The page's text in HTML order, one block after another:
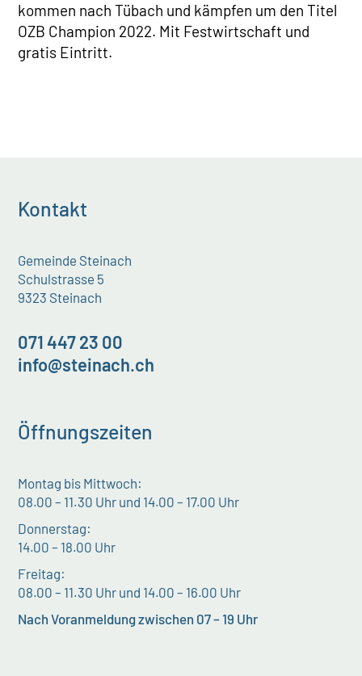
kommen nach Tübach und kämpfen um den Titel
OZB Champion 2022. Mit Festwirtschaft und
gratis Eintritt.
Kontakt
Gemeinde Steinach
Schulstrasse 5
9323 Steinach
071 447 23 00
info@steinach.ch
Öffnungszeiten
Montag bis Mittwoch:
08.00 – 11.30 Uhr und 14.00 – 17.00 Uhr
Donnerstag:
14.00 – 18.00 Uhr
Freitag:
08.00 – 11.30 Uhr und 14.00 – 16.00 Uhr
Nach Voranmeldung zwischen 07 – 19 Uhr